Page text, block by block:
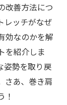
改善方法につ
レッチがなぜ
効なのかを解
を紹介しま
姿勢を取り戻
さあ、巻き肩
！